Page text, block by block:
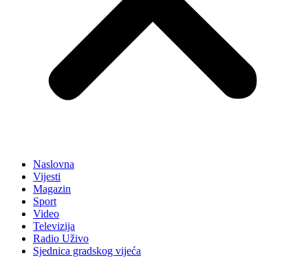
Naslovna
Vijesti
Magazin
Sport
Video
Televizija
Radio Uživo
Sjednica gradskog vijeća